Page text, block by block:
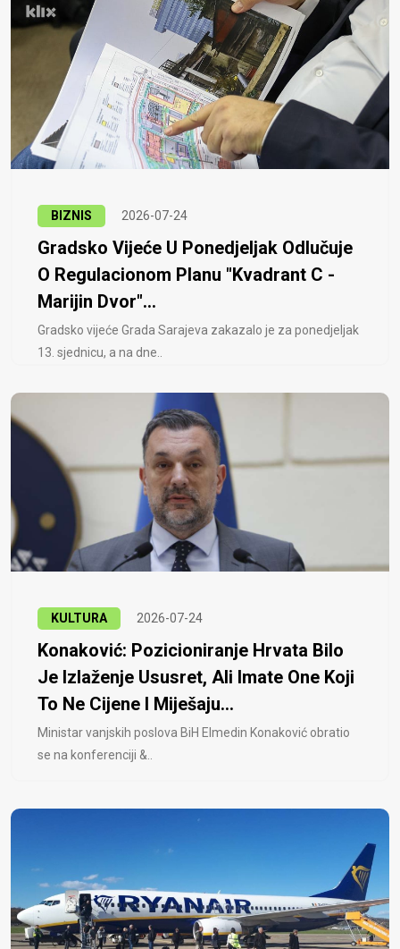
BIZNIS 2026-07-24
Gradsko Vijeće U Ponedjeljak Odlučuje
O Regulacionom Planu "Kvadrant C -
Marijin Dvor"...
Gradsko vijeće Grada Sarajeva zakazalo je za ponedjeljak
13. sjednicu, a na dne..
KULTURA 2026-07-24
Konaković: Pozicioniranje Hrvata Bilo
Je Izlaženje Ususret, Ali Imate One Koji
To Ne Cijene I Miješaju...
Ministar vanjskih poslova BiH Elmedin Konaković obratio
se na konferenciji &..